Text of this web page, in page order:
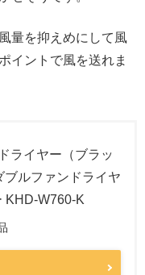
量を抑えめにして風
イントで風を送れま
ライヤー（ブラッ
ブルファンドライヤ
KHD-W760-K